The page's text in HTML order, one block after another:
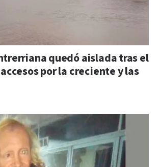
quedó aislada tras el
por la creciente y las